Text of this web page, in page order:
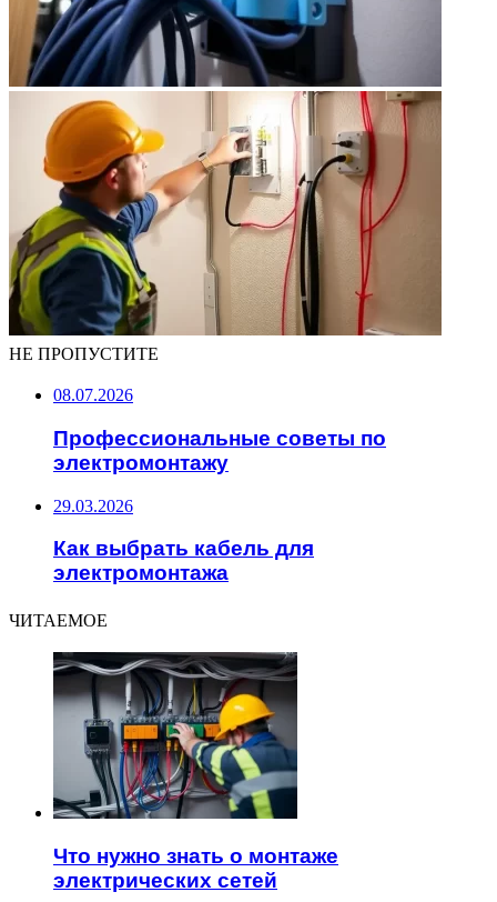
НЕ ПРОПУСТИТЕ
08.07.2026
Профессиональные советы по
электромонтажу
29.03.2026
Как выбрать кабель для
электромонтажа
ЧИТАЕМОЕ
Что нужно знать о монтаже
электрических сетей